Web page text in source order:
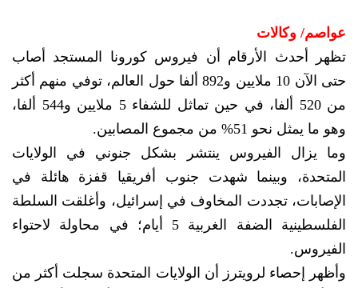
عواصم/ وكالات
تظهر أحدث الأرقام أن فيروس كورونا المستجد أصاب
حتى الآن 10 ملايين و892 ألفا حول العالم، توفي منهم أكثر
من 520 ألفا، في حين تماثل للشفاء 5 ملايين و544 ألفا،
وهو ما يمثل نحو 51% من مجموع المصابين.
وما يزال الفيروس ينتشر بشكل جنوني في الولايات
المتحدة، وبينما شهدت جنوب أفريقيا قفزة هائلة في
الإصابات، تجددت المخاوف في إسرائيل، وأغلقت السلطة
الفلسطينية الضفة الغربية 5 أيام؛ في محاولة لاحتواء
الفيروس.
وأظهر إحصاء لرويترز أن الولايات المتحدة سجلت أكثر من